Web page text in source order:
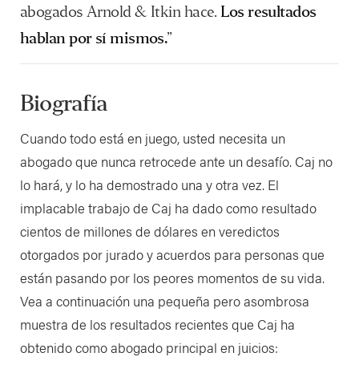
abogados Arnold & Itkin hace. Los resultados
hablan por sí mismos.”
Biografía
Cuando todo está en juego, usted necesita un
abogado que nunca retrocede ante un desafío. Caj no
lo hará, y lo ha demostrado una y otra vez. El
implacable trabajo de Caj ha dado como resultado
cientos de millones de dólares en veredictos
otorgados por jurado y acuerdos para personas que
están pasando por los peores momentos de su vida.
Vea a continuación una pequeña pero asombrosa
muestra de los resultados recientes que Caj ha
obtenido como abogado principal en juicios: